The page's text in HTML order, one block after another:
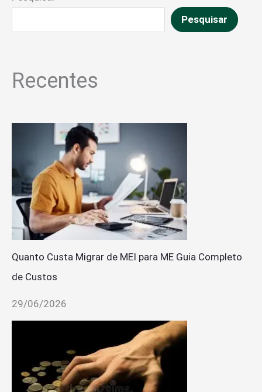
Pesquisar
Recentes
Quanto Custa Migrar de MEI para ME Guia Completo
de Custos
29/06/2026